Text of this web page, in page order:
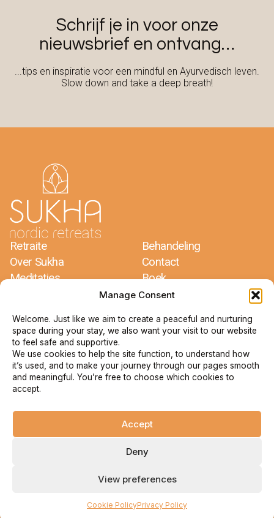
Manage Consent
Welcome. Just like we aim to create a peaceful and nurturing
space during your stay, we also want your visit to our website
to feel safe and supportive.
We use cookies to help the site function, to understand how
it’s used, and to make your journey through our pages smooth
and meaningful. You’re free to choose which cookies to
accept.
Accept
Deny
View preferences
Cookie PolicyPrivacy Policy
Schrijf je in voor onze
nieuwsbrief en ontvang…
...tips en inspiratie voor een mindful en Ayurvedisch leven.
Slow down and take a deep breath!
Retraite
Over Sukha
Meditaties
Behandeling
Contact
Boek
Reisvoorwaarden
Sukha Nordic Retreats
Jacco Dros & Mariëlle Glorie
Bergdalen 1
67193 Arvika
Zweden
+46 73 735 79 09